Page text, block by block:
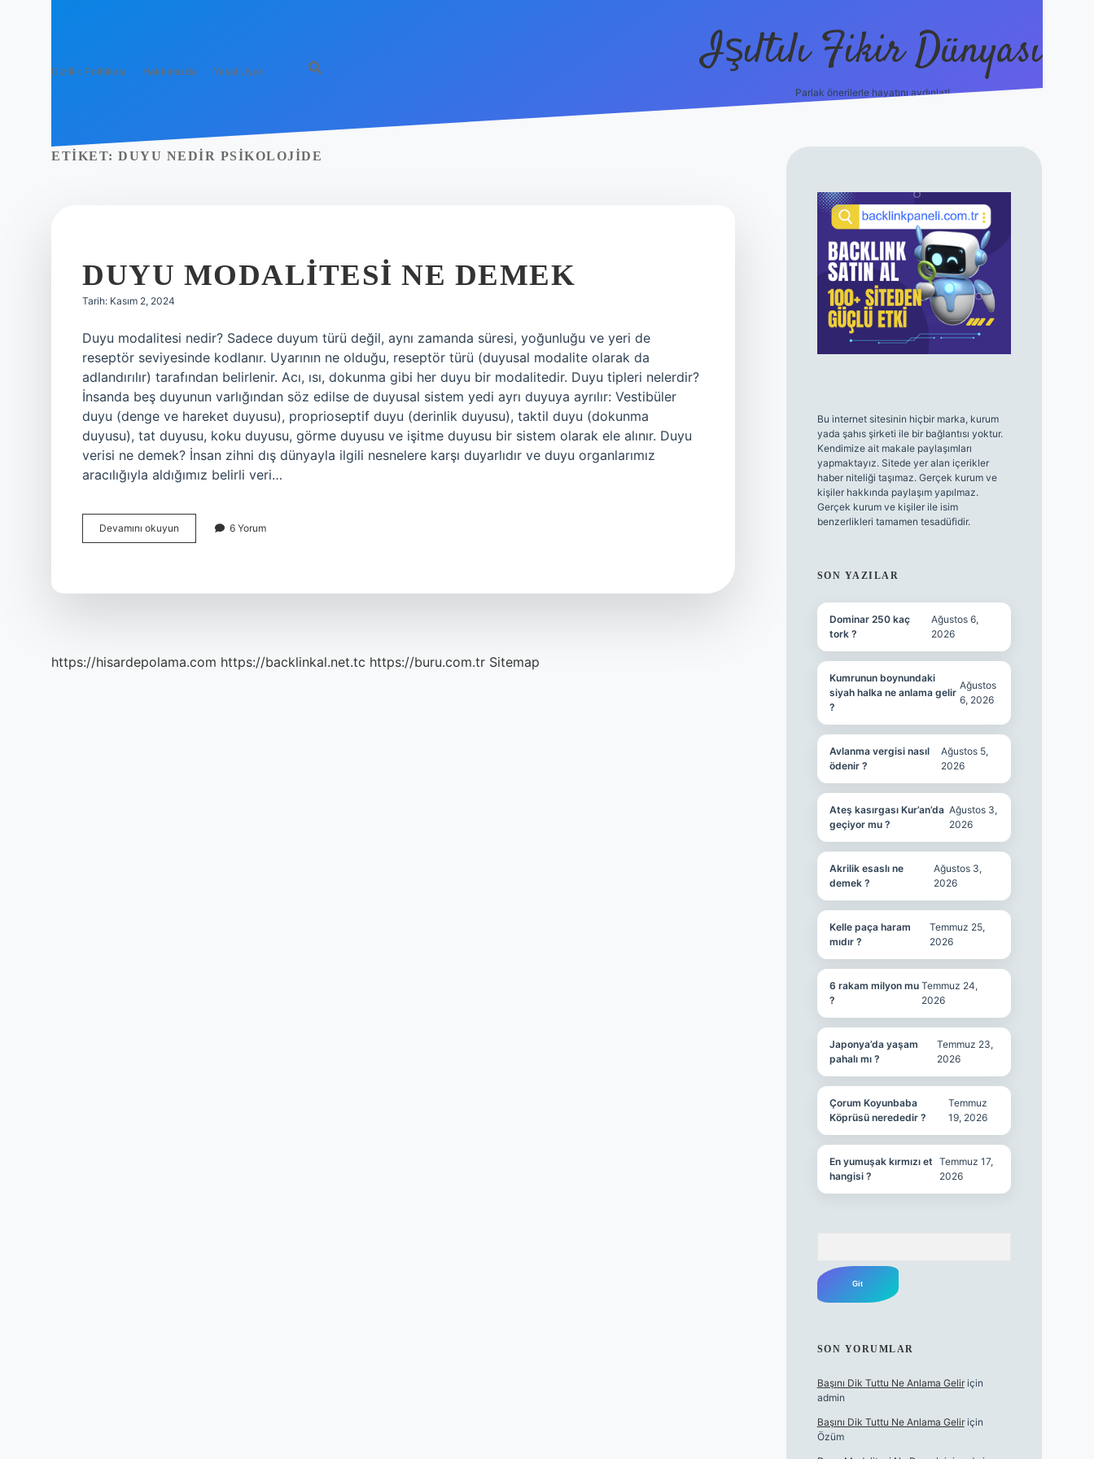
Gizlilik Politikası Hakkımızda Yasal Uyarı Işıltılı Fikir Dünyası
Parlak önerilerle hayatını aydınlat!
ETIKET: DUYU NEDIR PSIKOLOJIDE
DUYU MODALITESI NE DEMEK
Tarih: Kasım 2, 2024
Duyu modalitesi nedir? Sadece duyum türü değil, aynı zamanda süresi, yoğunluğu ve yeri de
reseptör seviyesinde kodlanır. Uyarının ne olduğu, reseptör türü (duyusal modalite olarak da
adlandırılır) tarafından belirlenir. Acı, ısı, dokunma gibi her duyu bir modalitedir. Duyu tipleri nelerdir?
İnsanda beş duyunun varlığından söz edilse de duyusal sistem yedi ayrı duyuya ayrılır: Vestibüler
duyu (denge ve hareket duyusu), proprioseptif duyu (derinlik duyusu), taktil duyu (dokunma
duyusu), tat duyusu, koku duyusu, görme duyusu ve işitme duyusu bir sistem olarak ele alınır. Duyu
verisi ne demek? İnsan zihni dış dünyayla ilgili nesnelere karşı duyarlıdır ve duyu organlarımız
aracılığıyla aldığımız belirli veri…
Devamını okuyun
Modalitesi
6 Yorum
https://hisardepolama.com https://backlinkal.net.tc https://buru.com.tr Sitemap
SIDEBAR
Bu internet sitesinin hiçbir marka, kurum
yada şahıs şirketi ile bir bağlantısı yoktur.
Kendimize ait makale paylaşımları
yapmaktayız. Sitede yer alan içerikler
haber niteliği taşımaz. Gerçek kurum ve
kişiler hakkında paylaşım yapılmaz.
Gerçek kurum ve kişiler ile isim
benzerlikleri tamamen tesadüfidir.
SON YAZILAR
Dominar 250 kaç
tork ?
Ağustos 6,
2026
Kumrunun boynundaki
siyah halka ne anlama gelir
?
Ağustos
6, 2026
Avlanma vergisi nasıl
ödenir ?
Ağustos 5,
2026
Ateş kasırgası Kur’an’da
geçiyor mu ?
Ağustos 3,
2026
Akrilik esaslı ne
demek ?
Ağustos 3,
2026
Kelle paça haram
mıdır ?
Temmuz 25,
2026
6 rakam milyon mu
?
Temmuz 24,
2026
Japonya’da yaşam
pahalı mı ?
Temmuz 23,
2026
Çorum Koyunbaba
Köprüsü nerededir ?
Temmuz
19, 2026
En yumuşak kırmızı et
hangisi ?
Temmuz 17,
2026
SON YORUMLAR
Başını Dik Tuttu Ne Anlama Geliriçin
admin
Başını Dik Tuttu Ne Anlama Geliriçin
Özüm
ilbet canlı